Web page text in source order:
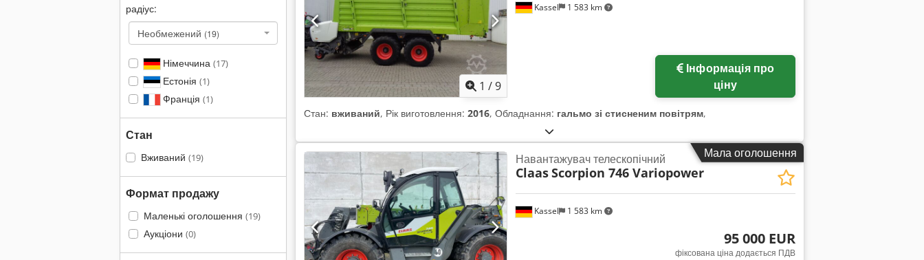
радіус:
Необмежений (19)
Німеччина (17)
Естонія (1)
Франція (1)
Стан
Вживаний (19)
Формат продажу
Маленькі оголошення (19)
Аукціони (0)
1 /9
Kassel 1 583 km
ціну
Стан: вживаний, Рік виготовлення: 2016, Обладнання: гальмо зі стисненим повітрям,
Мала оголошення
Kassel 1 583 km
Навантажувач телескопічний
ClaasScorpion 746 Variopower
95 000 EUR
фіксована ціна додається ПДВ